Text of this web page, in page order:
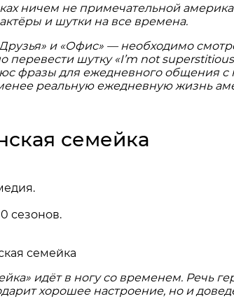
ничем не примечательной
и шутки на все времена.
и «Офис» — необходимо
шутку «I’m not
фразы для ежедневного общения с
реальную ежедневную жизнь
семейка
сезонов.
идёт в ногу со временем. Речь
хорошее настроение, но и